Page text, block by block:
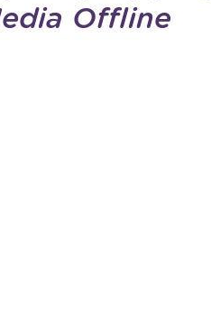
Offline